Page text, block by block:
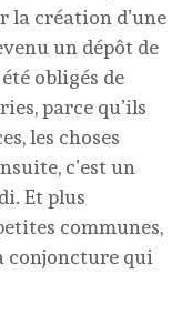
la création d’une
un dépôt de
obligés de
parce qu’ils
les choses
c’est un
Et plus
communes,
conjoncture qui